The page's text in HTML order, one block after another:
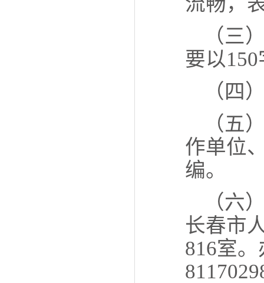
（三
要以150
（四
（五
作单位
编。
（六
长春市
816室。